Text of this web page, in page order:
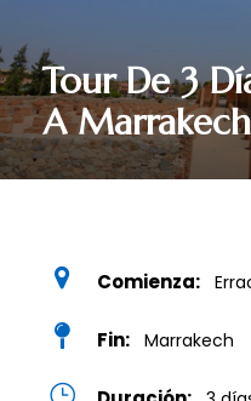
Tour De 3
A
Comienza:
Fin: Marrakech